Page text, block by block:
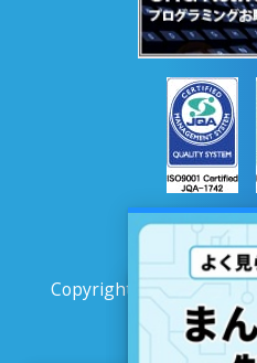
Copyright © 2020
All Rights